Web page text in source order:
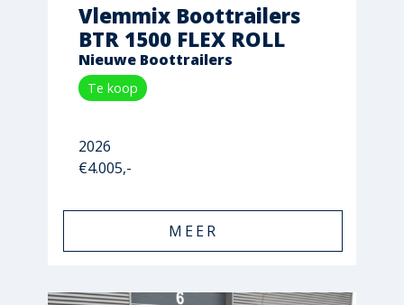
Vlemmix Boottrailers
BTR 1500 FLEX ROLL
Nieuwe Boottrailers
Te koop
2026
€4.005,-
MEER